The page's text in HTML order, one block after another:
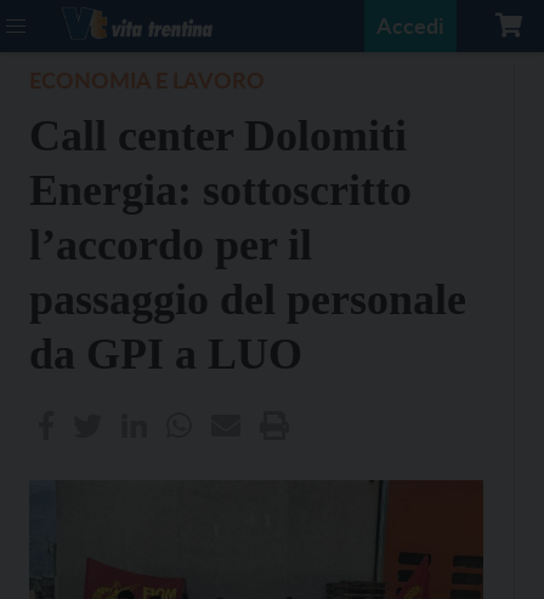
Accedi
Call center Dolomiti
Energia: sottoscritto
l’accordo per il
passaggio del personale
da GPI a LUO